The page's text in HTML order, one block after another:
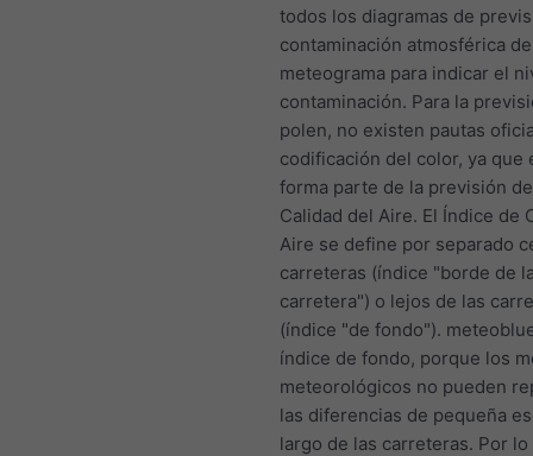
todos los diagramas de
contaminación atmosférica
meteograma para indicar el
contaminación. Para la
polen, no existen pautas
codificación del color, ya que
forma parte de la previsión
Calidad del Aire. El Índice de
Aire se define por separado
carreteras (índice "borde de
carretera") o lejos de las
(índice "de fondo").
índice de fondo, porque los
meteorológicos no pueden
las diferencias de pequeña
largo de las carreteras. Por lo